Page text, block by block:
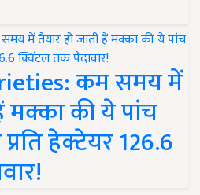
कम समय में
मक्का की ये पांच
हेक्टेयर 126.6